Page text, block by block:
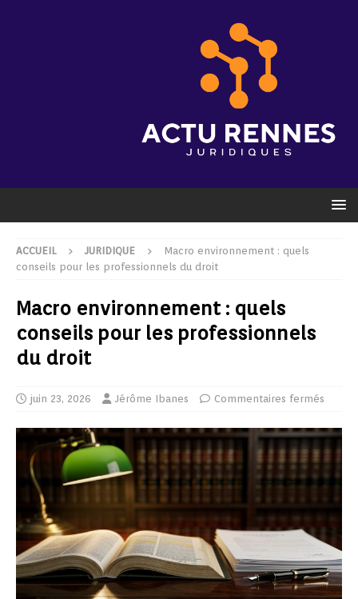
ACCUEIL JURIDIQUE
Macro environnement : quels
conseils pour les professionnels du droit
Macro environnement : quels
conseils pour les professionnels
du droit
juin 23, 2026 Jérôme Ibanes Commentaires fermés